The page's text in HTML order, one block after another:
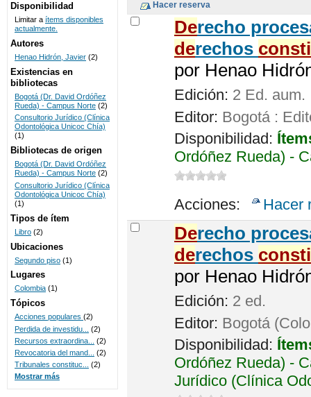
BIBLIOTECAS
UNICOC
Derecho
derechos
por Henao
Edición: 2 Ed. aum.
Editor: Bogotá :
Disponibilidad:
Ordóñez Rueda) -
Acciones: Hacer
Derecho
derechos
por Henao
Edición: 2 ed.
Editor: Bogotá
Disponibilidad:
Ordóñez Rueda) -
Jurídico (Clínica
Disponibilidad
Limitar a ítems disponibles
actualmente.
Autores
Henao Hidrón, Javier (2)
Existencias en
bibliotecas
Bogotá (Dr. David Ordóñez
Rueda) - Campus Norte (2)
Consultorio Jurídico (Clínica
Odontológica Unicoc Chía)
(1)
Bibliotecas de origen
Bogotá (Dr. David Ordóñez
Rueda) - Campus Norte (2)
Consultorio Jurídico (Clínica
Odontológica Unicoc Chía)
(1)
Tipos de ítem
Libro (2)
Ubicaciones
Segundo piso (1)
Lugares
Colombia (1)
Tópicos
Acciones populares (2)
Perdida de investidu...
(2)
Recursos extraordina...
(2)
Revocatoria del mand...
(2)
Tribunales constituc...
(2)
Mostrar más